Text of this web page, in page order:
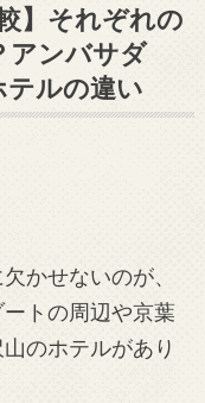
】それぞれの
アンバサダ
ルの違い
かせないのが、
トの周辺や京葉
のホテルがあり